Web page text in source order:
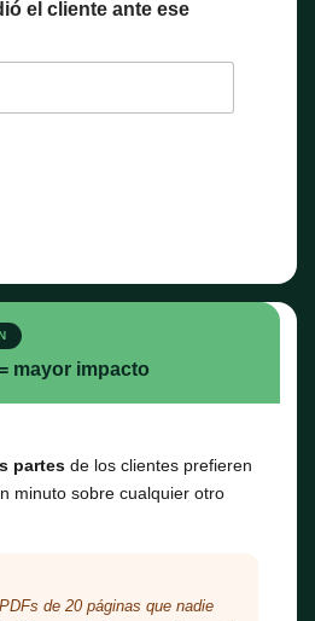
el cliente ante ese
mayor impacto
partes de los clientes prefieren
minuto sobre cualquier otro
de 20 páginas que nadie